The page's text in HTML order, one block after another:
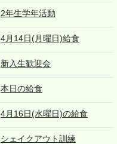
2年生学年活動
4月14日(月曜日)給食
新入生歓迎会
本日の給食
4月16日(水曜日)の給食
シェイクアウト訓練